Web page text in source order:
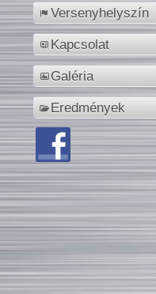
Versenyhelyszín
Kapcsolat
Galéria
Eredmények